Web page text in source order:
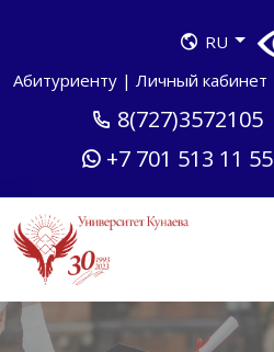
RU
Абитуриенту | Личный кабинет
8(727)3572105
+7 701 513 11 55